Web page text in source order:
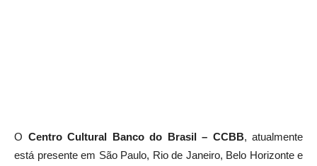
O Centro Cultural Banco do Brasil – CCBB, atualmente
está presente em São Paulo, Rio de Janeiro, Belo Horizonte e